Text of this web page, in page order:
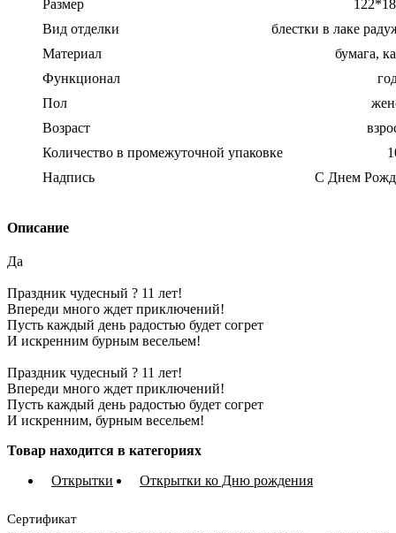
Размер
Вид отделки
блестки в лаке
Материал
бумага,
Функционал
Пол
Возраст
Количество в промежуточной упаковке
Надпись
С Днем
Описание
Да
Праздник чудесный ? 11 лет!
Впереди много ждет приключений!
Пусть каждый день радостью будет согрет
И искренним бурным весельем!
Праздник чудесный ? 11 лет!
Впереди много ждет приключений!
Пусть каждый день радостью будет согрет
И искренним, бурным весельем!
Товар находится в категориях
Открытки
Открытки ко Дню рождения
Сертификат